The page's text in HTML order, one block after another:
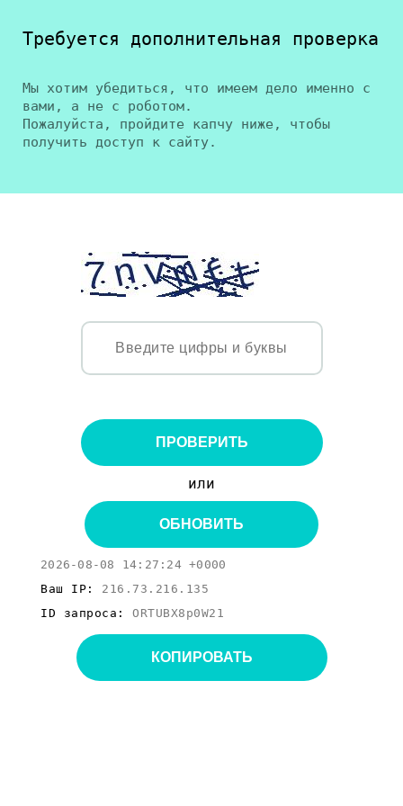
Требуется дополнительная проверка
Мы хотим убедиться, что имеем дело именно с
вами, а не с роботом.
Пожалуйста, пройдите капчу ниже, чтобы
получить доступ к сайту.
ПРОВЕРИТЬ
или
ОБНОВИТЬ
2026-08-08 14:27:24 +0000
Ваш IP: 216.73.216.135
ID запроса: ORTUBX8p0W21
КОПИРОВАТЬ